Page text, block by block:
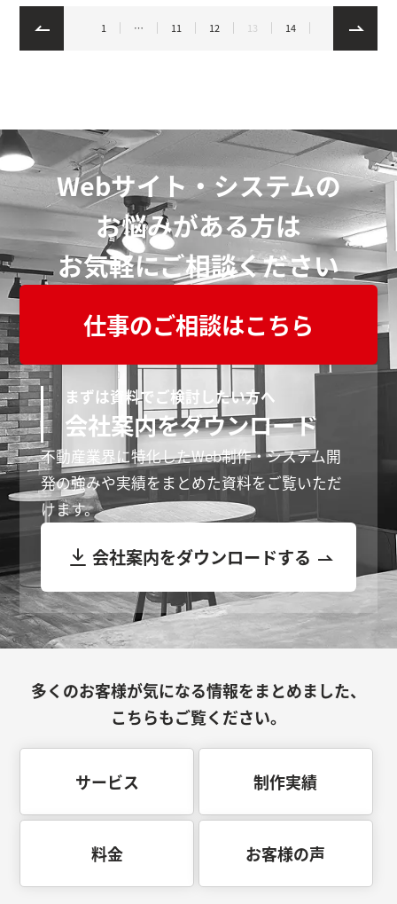
1 … 11 12 13 14
Webサイト・システムの
お悩みがある方は
お気軽にご相談ください
仕事のご相談はこちら
まずは資料でご検討したい方へ
会社案内をダウンロード
不動産業界に特化したWeb制作・システム開
発の強みや実績をまとめた資料をご覧いただ
けます。
会社案内をダウンロードする
多くのお客様が気になる情報をまとめました、
こちらもご覧ください。
サービス 制作実績
料金 お客様の声